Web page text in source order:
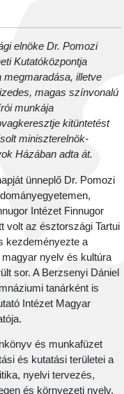
elnöke Dr. Pomozi
Kutatóközpontja
megmaradása, illetve
magas színvonalú
munkája
kitüntetést
miniszterelnök-
Házábanadta át.
ünneplő Dr. Pomozi
Intézet Finnugor
volt az észtországi Tartui
kezdeményezte a
nyelv és kultúra
sor. A Berzsenyi Dániel
tanárként is
Intézet Magyar
és munkafüzet
és kutatási területei a
nyelvi tervezés,
és környezeti nyelv.